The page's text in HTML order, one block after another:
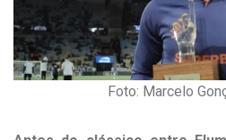
Foto: Marcelo